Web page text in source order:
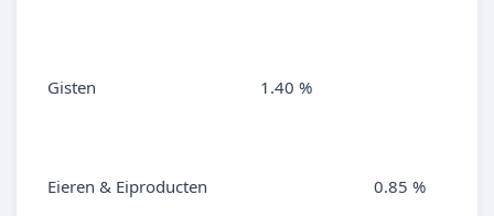
Gisten 1.40 %
Eieren & Eiproducten 0.85 %